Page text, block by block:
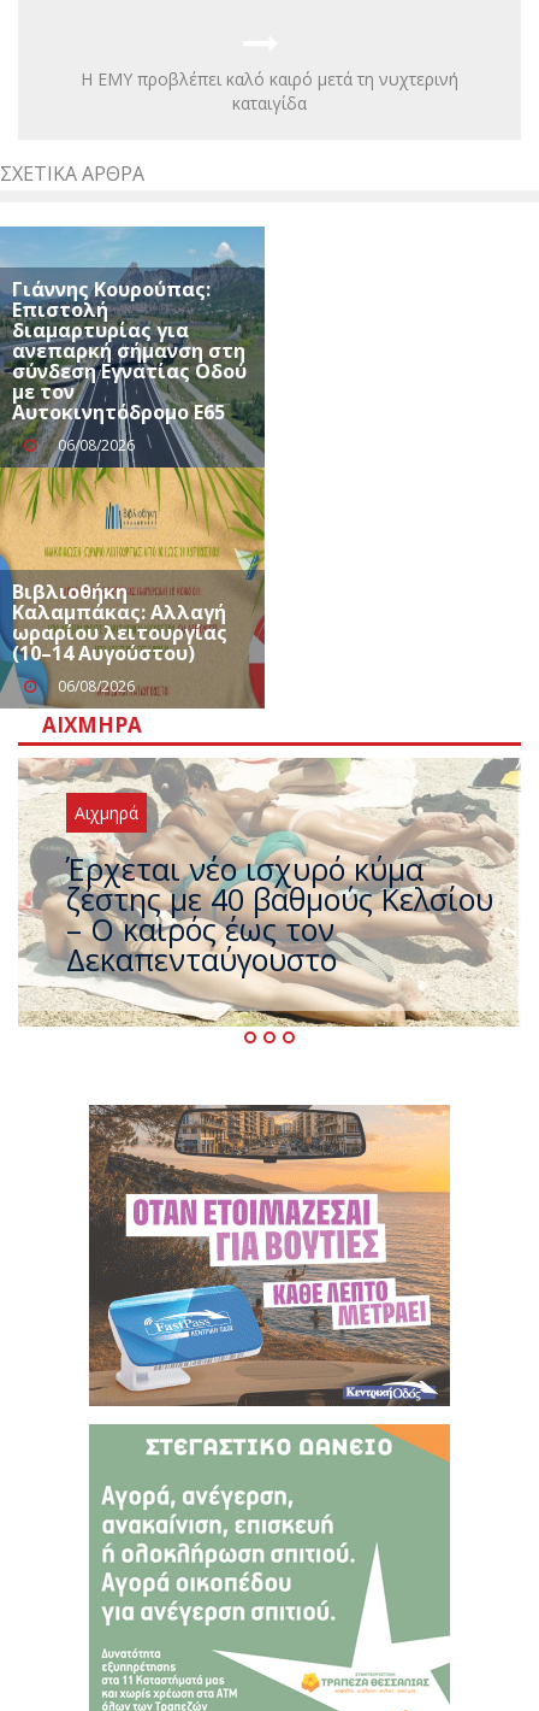
Η ΕΜΥ προβλέπει καλό καιρό μετά τη νυχτερινή
καταιγίδα
ΣΧΕΤΙΚΆ ΆΡΘΡΑ
Γιάννης Κουρούπας:
Επιστολή
διαμαρτυρίας για
ανεπαρκή σήμανση στη
σύνδεση Εγνατίας Οδού
με τον
Αυτοκινητόδρομο Ε65
06/08/2026
Βιβλιοθήκη
Καλαμπάκας: Αλλαγή
ωραρίου λειτουργίας
(10–14 Αυγούστου)
06/08/2026
ΑΙΧΜΗΡΆ
Αιχμηρά
Άφαντος ο Τσίπρας… την ώρα
που η χώρα καίγεται